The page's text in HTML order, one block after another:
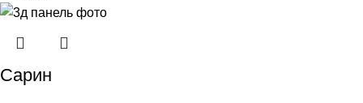
Сарин